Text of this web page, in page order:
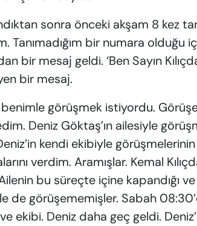
sonra önceki akşam 8 kez
Tanımadığım bir numara olduğu
bir mesaj geldi. ‘Ben Sayın
bir mesaj.
görüşmek istiyordu.
Deniz Göktaş’ın ailesiyle
kendi ekibiyle
verdim. Aramışlar. Kemal
bu süreçte içine kapandığı
de görüşememişler. Sabah
ekibi. Deniz daha geç geldi.